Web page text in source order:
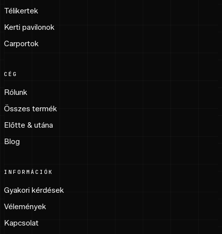
Télikertek
Kerti pavilonok
Carportok
CÉG
Rólunk
Összes termék
Előtte & utána
Blog
INFORMÁCIÓK
Gyakori kérdések
Vélemények
Kapcsolat